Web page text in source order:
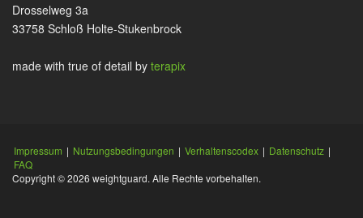
Drosselweg 3a
33758 Schloß Holte-Stukenbrock
made with true of detail by terapix
Impressum | Nutzungsbedingungen | Verhaltenscodex | Datenschutz |
FAQ
Copyright © 2026 weightguard. Alle Rechte vorbehalten.